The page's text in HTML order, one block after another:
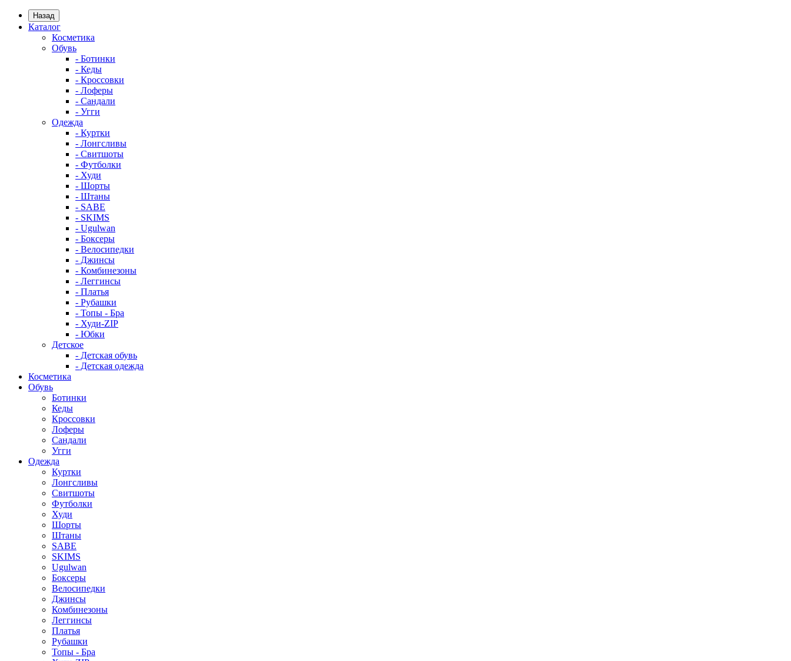
Назад
Каталог
Косметика
Обувь
- Ботинки
- Кеды
- Кроссовки
- Лоферы
- Сандали
- Угги
Одежда
- Куртки
- Лонгсливы
- Свитшоты
- Футболки
- Худи
- Шорты
- Штаны
- SABE
- SKIMS
- Ugulwan
- Боксеры
- Велосипедки
- Джинсы
- Комбинезоны
- Леггинсы
- Платья
- Рубашки
- Топы - Бра
- Худи-ZIP
- Юбки
Детское
- Детская обувь
- Детская одежда
Косметика
Обувь
Ботинки
Кеды
Кроссовки
Лоферы
Сандали
Угги
Одежда
Куртки
Лонгсливы
Свитшоты
Футболки
Худи
Шорты
Штаны
SABE
SKIMS
Ugulwan
Боксеры
Велосипедки
Джинсы
Комбинезоны
Леггинсы
Платья
Рубашки
Топы - Бра